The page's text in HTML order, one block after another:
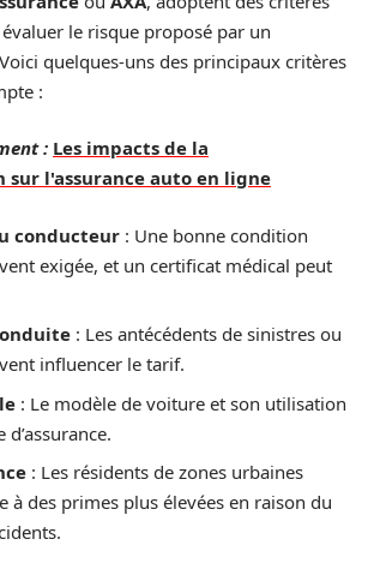
le risque proposé par un
quelques-uns des principaux critères
:
: Les impacts de la
l'assurance auto en ligne
conducteur : Une bonne condition
exigée, et un certificat médical peut
: Les antécédents de sinistres ou
influencer le tarif.
: Le modèle de voiture et son utilisation
: Les résidents de zones urbaines
à des primes plus élevées en raison du